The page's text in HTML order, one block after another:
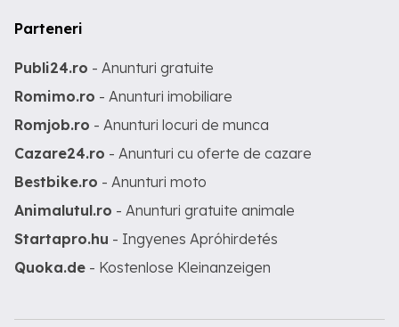
Parteneri
Publi24.ro - Anunturi gratuite
Romimo.ro - Anunturi imobiliare
Romjob.ro - Anunturi locuri de munca
Cazare24.ro - Anunturi cu oferte de cazare
Bestbike.ro - Anunturi moto
Animalutul.ro - Anunturi gratuite animale
Startapro.hu - Ingyenes Apróhirdetés
Quoka.de - Kostenlose Kleinanzeigen